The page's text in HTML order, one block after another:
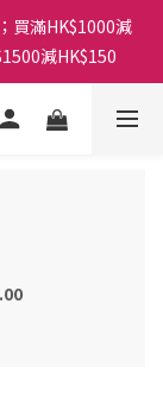
買滿HK$1000減
減HK$150